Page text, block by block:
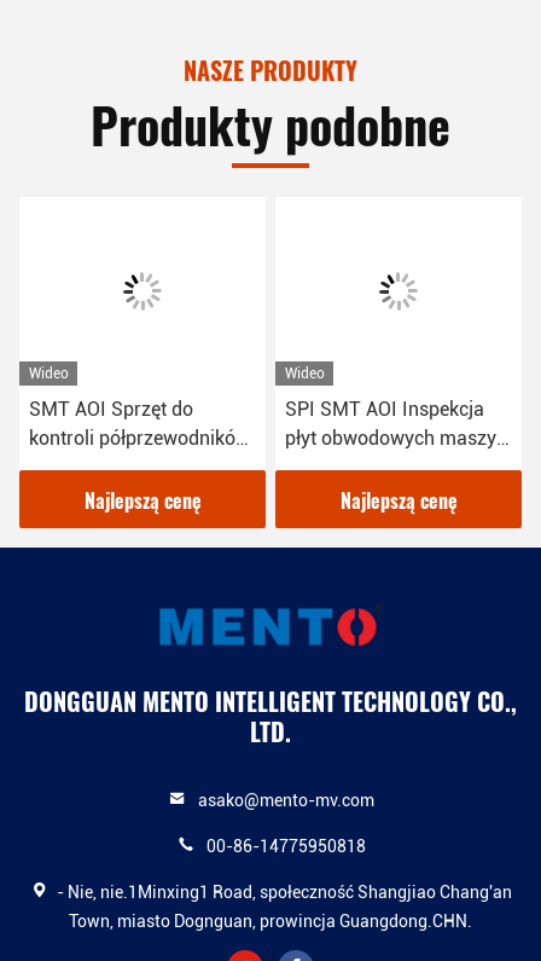
NASZE PRODUKTY
Produkty podobne
Wideo
SMT AOI Sprzęt do
kontroli półprzewodników
Automatyczne widzenie
Najlepszą cenę
Wideo
SPI SMT AOI Inspekcja
płyt obwodowych maszyn
w celu kontroli jakości
Najlepszą cenę
DONGGUAN MENTO INTELLIGENT TECHNOLOGY CO.,
LTD.
asako@mento-mv.com
00-86-14775950818
- Nie, nie.1Minxing1 Road, społeczność Shangjiao Chang'an
Town, miasto Dognguan, prowincja Guangdong.CHN.